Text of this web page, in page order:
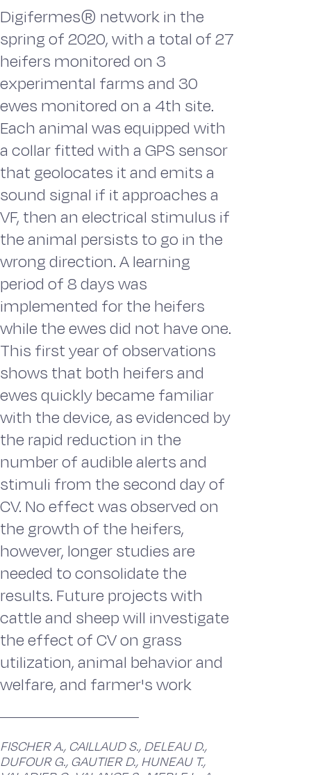
Digifermes® network in the
spring of 2020, with a total of 27
heifers monitored on 3
experimental farms and 30
ewes monitored on a 4th site.
Each animal was equipped with
a collar fitted with a GPS sensor
that geolocates it and emits a
sound signal if it approaches a
VF, then an electrical stimulus if
the animal persists to go in the
wrong direction. A learning
period of 8 days was
implemented for the heifers
while the ewes did not have one.
This first year of observations
shows that both heifers and
ewes quickly became familiar
with the device, as evidenced by
the rapid reduction in the
number of audible alerts and
stimuli from the second day of
CV. No effect was observed on
the growth of the heifers,
however, longer studies are
needed to consolidate the
results. Future projects with
cattle and sheep will investigate
the effect of CV on grass
utilization, animal behavior and
welfare, and farmer's work
FISCHER A., CAILLAUD S., DELEAU D.,
DUFOUR G., GAUTIER D., HUNEAU T.,